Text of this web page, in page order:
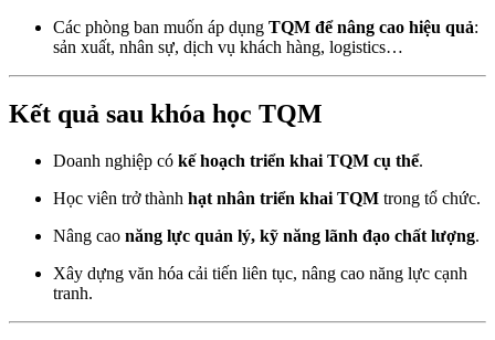
Các phòng ban muốn áp dụng TQM để nâng cao hiệu quả:
sản xuất, nhân sự, dịch vụ khách hàng, logistics…
Kết quả sau khóa học TQM
Doanh nghiệp có kế hoạch triển khai TQM cụ thể.
Học viên trở thành hạt nhân triển khai TQM trong tổ chức.
Nâng cao năng lực quản lý, kỹ năng lãnh đạo chất lượng.
Xây dựng văn hóa cải tiến liên tục, nâng cao năng lực cạnh
tranh.